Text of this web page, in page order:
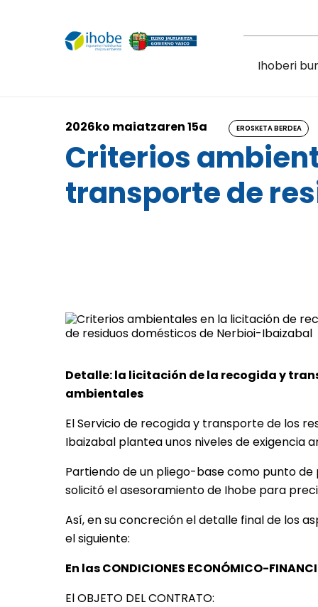
Ihoberi
2026ko maiatzaren 15a EROSKETA BERDEA
Criterios
transporte de
Detalle: la licitación de la recogida y
ambientales
El Servicio de recogida y transporte de los
Ibaizabal plantea unos niveles de exigencia
Partiendo de un pliego-base como punto
solicitó el asesoramiento de Ihobe para
Así, en su concreción el detalle final de los
el siguiente:
En las CONDICIONES ECONÓMICO-
El OBJETO DEL CONTRATO: